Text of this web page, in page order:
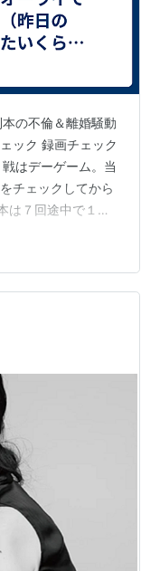
の不倫＆離婚騒動
ック 録画チェック
はデーゲーム。当
チェックしてから
は７回途中で１失
アだけ見れば強
ら録画チェック。
１回裏） 楽天の先
則本のピッチング
） で、最後は１点